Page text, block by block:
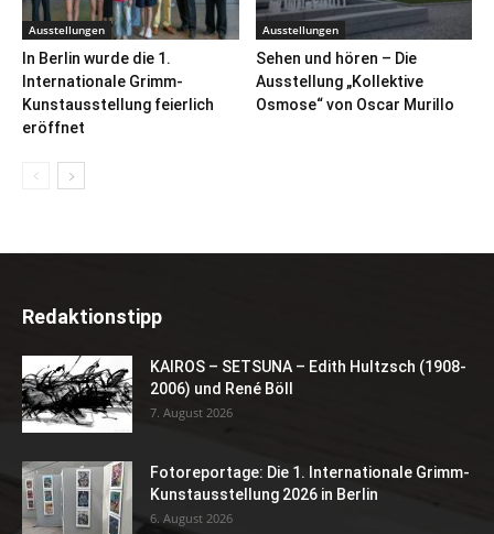
Ausstellungen
In Berlin wurde die 1.
Internationale Grimm-
Kunstausstellung feierlich
eröffnet
Ausstellungen
Sehen und hören – Die
Ausstellung „Kollektive
Osmose“ von Oscar Murillo
Redaktionstipp
KAIROS – SETSUNA – Edith Hultzsch (1908-
2006) und René Böll
7. August 2026
Fotoreportage: Die 1. Internationale Grimm-
Kunstausstellung 2026 in Berlin
6. August 2026